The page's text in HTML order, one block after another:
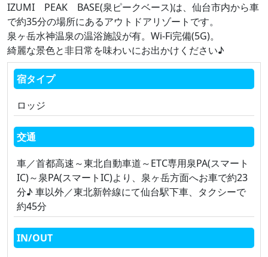
IZUMI PEAK BASE(泉ピークベース)は、仙台市内から車
で約35分の場所にあるアウトドアリゾートです。
泉ヶ岳水神温泉の温浴施設が有。Wi-Fi完備(5G)。
綺麗な景色と非日常を味わいにお出かけください♪
宿タイプ
ロッジ
交通
車／首都高速～東北自動車道～ETC専用泉PA(スマート
IC)～泉PA(スマートIC)より、泉ヶ岳方面へお車で約23
分♪ 車以外／東北新幹線にて仙台駅下車、タクシーで
約45分
IN/OUT